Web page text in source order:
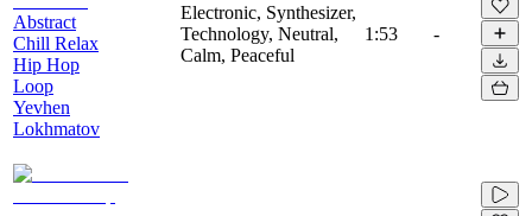
Abstract
Chill Relax
Hip Hop
Loop
Yevhen
Lokhmatov
Electronic, Synthesizer,
Technology, Neutral,
Calm, Peaceful
1:53 -